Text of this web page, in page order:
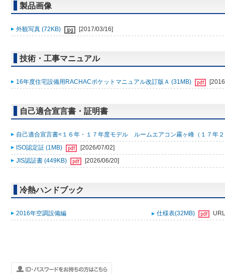
製品画像
外観写真 (72KB) [2017/03/16]
技術・工事マニュアル
16年度住宅設備用RACHACポケットマニュアル改訂版Ａ (31MB)
自己適合宣言書・証明書
自己適合宣言書<１６年・１７年度モデル ルームエアコン霧ヶ峰（１７年
ISO認定証 (1MB)
[2026/07/02]
JIS認証書 (449KB)
[2026/06/20]
冷熱ハンドブック
2016年空調設備編 仕様表(32MB)